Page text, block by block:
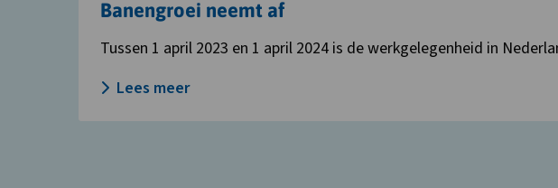
Banengroei neemt af
Tussen 1 april 2023 en 1 april 2024 is de werkgelegenheid in
Lees meer